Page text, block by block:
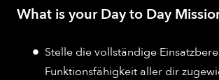
What is your Day to Day
Stelle die vollständige
Funktionsfähigkeit aller dir